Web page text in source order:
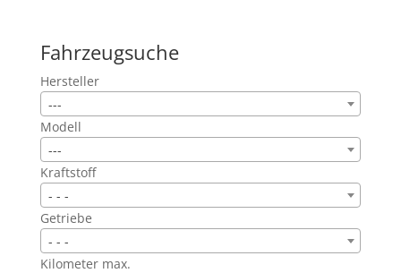
Fahrzeugsuche
Hersteller
---
Modell
---
Kraftstoff
- - -
Getriebe
- - -
Kilometer max.